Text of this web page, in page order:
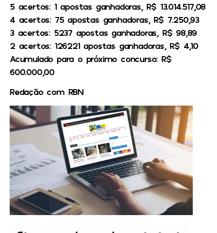
5 acertos: 1 apostas ganhadoras, R$ 13.014.517,08
4 acertos: 75 apostas ganhadoras, R$ 7.250,93
3 acertos: 5237 apostas ganhadoras, R$ 98,89
2 acertos: 126221 apostas ganhadoras, R$ 4,10
Acumulado para o próximo concurso: R$
600.000,00
Redação com RBN